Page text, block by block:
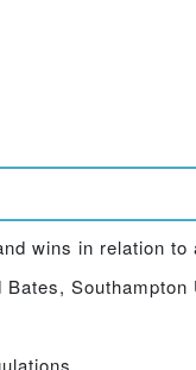
wins in relation
Bates,